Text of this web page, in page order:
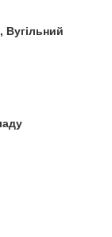
Вугільний